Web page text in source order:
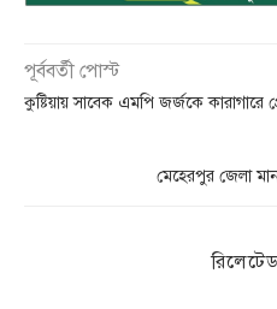
পূর্ববর্তী পোস্ট
কুষ্টিয়ায় সাবেক এমপি জর্জকে কারাগারে
মেহেরপুর জেলা